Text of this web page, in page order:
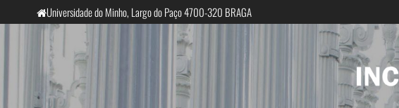
para
Universidade do Minho, Largo do Paço 4700-320 BRAGA